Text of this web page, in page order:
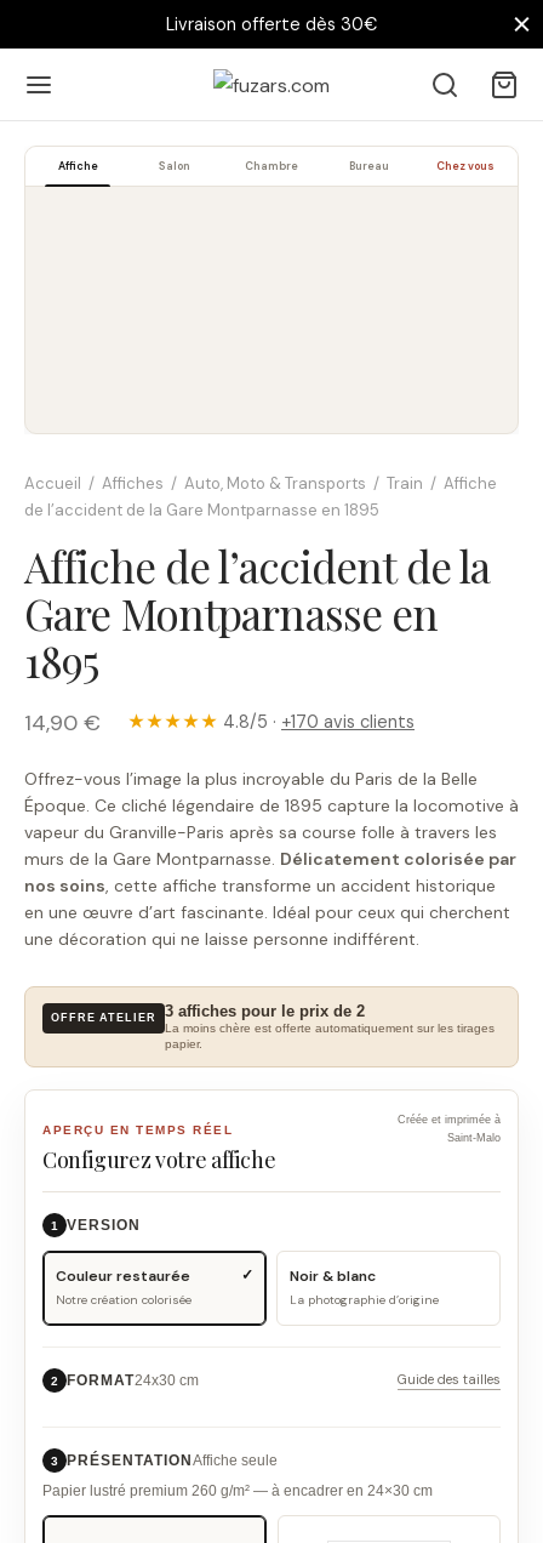
Livraison offerte dès 30€
Affiche Salon Chambre Bureau Chez vous
Accueil / Affiches / Auto, Moto & Transports / Train / Affiche
de l’accident de la Gare Montparnasse en 1895
Affiche de l’accident de la
Gare Montparnasse en
1895
14,90 € ★★★★★ 4.8/5 · +170 avis clients
Offrez-vous l’image la plus incroyable du Paris de la Belle
Époque. Ce cliché légendaire de 1895 capture la locomotive à
vapeur du Granville-Paris après sa course folle à travers les
murs de la Gare Montparnasse. Délicatement colorisée par
nos soins, cette affiche transforme un accident historique
en une œuvre d’art fascinante. Idéal pour ceux qui cherchent
une décoration qui ne laisse personne indifférent.
OFFRE ATELIER 3 affiches pour le prix de 2
La moins chère est offerte automatiquement sur les tirages
papier.
APERÇU EN TEMPS RÉEL
Configurez votre affiche
Créée et imprimée à
Saint-Malo
1 VERSION
Couleur restaurée
Notre création colorisée
Noir & blanc
La photographie d’origine
2 FORMAT24x30 cm Guide des tailles
3 PRÉSENTATION Affiche seule
Papier lustré premium 260 g/m² — à encadrer en 24×30 cm